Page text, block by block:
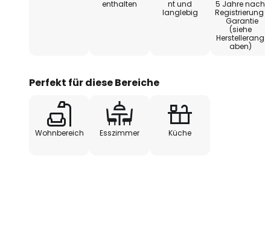
enthalten
nt und
langlebig
5 Jahre nach
Registrierung
Garantie
(siehe
Herstellerang
aben)
Perfekt für diese Bereiche
Wohnbereich Esszimmer Küche